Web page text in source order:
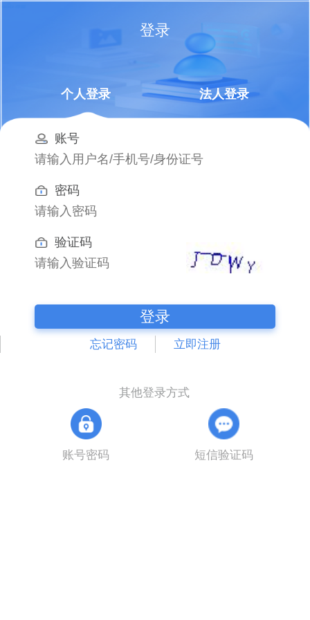
登录
个人登录 法人登录
账号
密码
验证码
登录
忘记密码 立即注册
其他登录方式
账号密码 短信验证码